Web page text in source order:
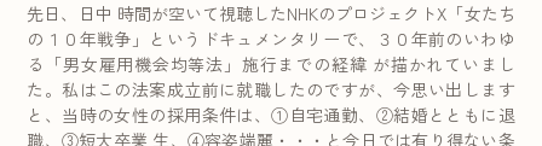
先日、日中 時間が空いて視聴したNHKのプロジェクトX「女たち
の１０年戦争」というドキュメンタリーで、３０年前のいわゆ
る「男女雇用機会均等法」施行までの経緯 が描かれていまし
た。私はこの法案成立前に就職したのですが、今思い出します
と、当時の女性の採用条件は、①自宅通勤、②結婚とともに退
職、③短大卒業 生、④容姿端麗・・・と今日では有り得ない条